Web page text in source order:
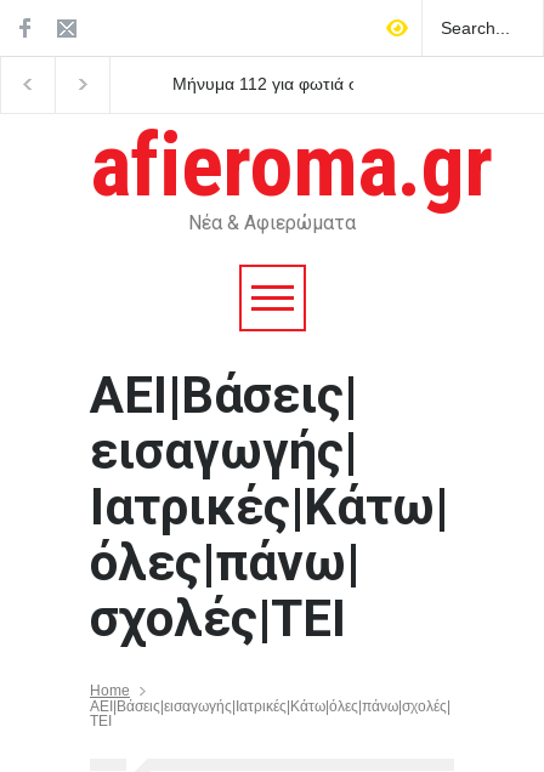
Μήνυμα 112 για φωτιά στην
afieroma.gr
Νέα & Αφιερώματα
ΑΕΙ|Βάσεις|
εισαγωγής|
Ιατρικές|Κάτω|
όλες|πάνω|
σχολές|ΤΕΙ
Home
ΑΕΙ|Βάσεις|εισαγωγής|Ιατρικές|Κάτω|όλες|πάνω|σχολές|
ΤΕΙ